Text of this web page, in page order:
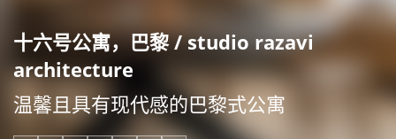
十六号公寓，巴黎 / studio razavi
architecture
温馨且具有现代感的巴黎式公寓